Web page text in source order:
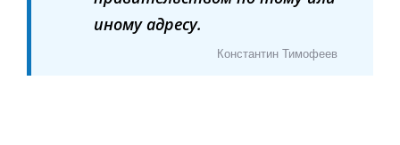
иному адресу.
Константин Тимофеев